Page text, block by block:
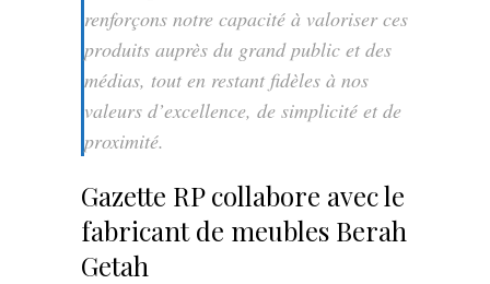
renforçons notre capacité à valoriser ces
produits auprès du grand public et des
médias, tout en restant fidèles à nos
valeurs d’excellence, de simplicité et de
proximité.
Gazette RP collabore avec le
fabricant de meubles Berah
Getah